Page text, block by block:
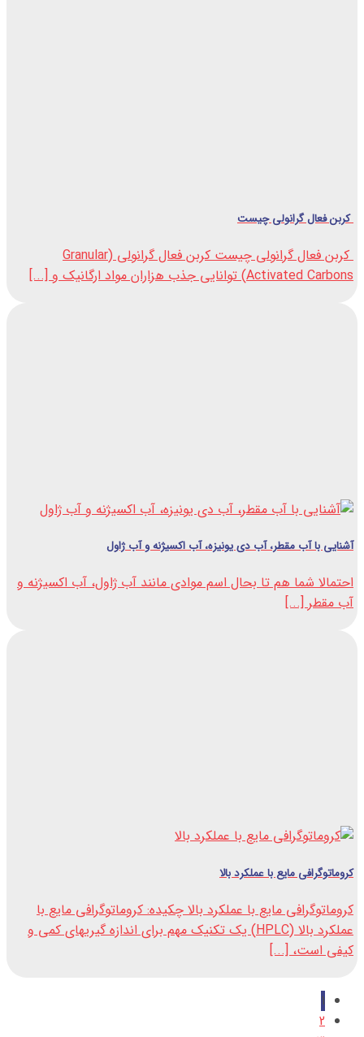
کربن فعال گرانولی چیست
کربن فعال گرانولی چیست کربن فعال گرانولی (Granular
Activated Carbons) توانایی جذب هزاران مواد ارگانیک و [...]
آشنایی با آب مقطر، آب دی یونیزه، آب اکسیژنه و آب ژاول
احتمالا شما هم تا بحال اسم موادی مانند آب ژاول، آب اکسیژنه و
آب مقطر [...]
کروماتوگرافی مایع با عملکرد بالا
کروماتوگرافی مایع با عملکرد بالا چکیده: کروماتوگرافی مایع با
عملکرد بالا (HPLC) یک تکنیک مهم برای اندازه گیری­های کمی و
کیفی است، [...]
1
2